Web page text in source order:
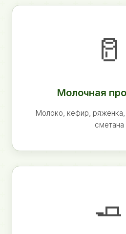
🥛
Молочная
Молоко, кефир, ряженка,
сметана
🧈